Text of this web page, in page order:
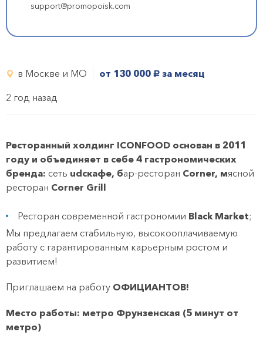
support@promopoisk.com
в Москве и МО от 130 000 руб. за месяц
2 год назад
Ресторанный холдинг ICONFOOD основан в 2011
году и объединяет в себе 4 гастрономических
бренда: сеть udcкафе, бар-ресторан Corner, мясной
ресторан Corner Grill
Ресторан современной гастрономии Black Market;
Мы предлагаем стабильную, высокооплачиваемую
работу с гарантированным карьерным ростом и
развитием!
Приглашаем на работу ОФИЦИАНТОВ!
Место работы: метро Фрунзенская (5 минут от
метро)